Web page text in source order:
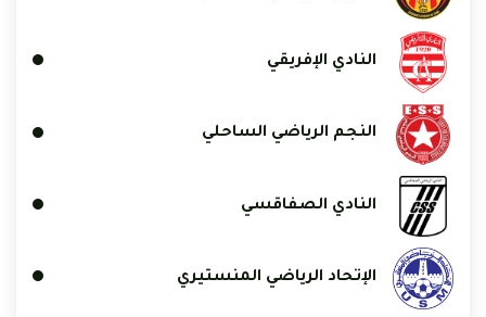
النادي الإفريقي
النجم الرياضي الساحلي
النادي الصفاقسي
الإتحاد الرياضي المنستيري